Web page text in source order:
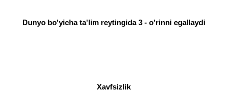
Dunyo bo'yicha ta'lim reytingida 3 - o'rinni egallaydi
Xavfsizlik